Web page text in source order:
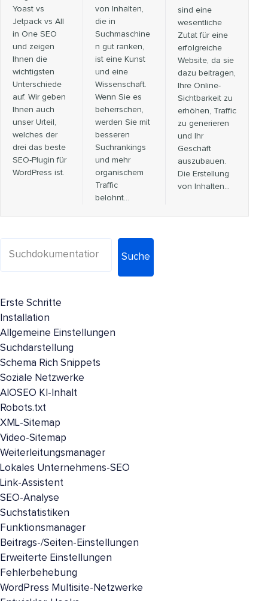
Yoast vs
Jetpack vs All
in One SEO
und zeigen
Ihnen die
wichtigsten
Unterschiede
auf. Wir geben
Ihnen auch
unser Urteil,
welches der
drei das beste
SEO-Plugin für
WordPress ist.
von Inhalten,
die in
Suchmaschine
n gut ranken,
ist eine Kunst
und eine
Wissenschaft.
Wenn Sie es
beherrschen,
werden Sie mit
besseren
Suchrankings
und mehr
organischem
Traffic
belohnt…
sind eine
wesentliche
Zutat für eine
erfolgreiche
Website, da sie
dazu beitragen,
Ihre Online-
Sichtbarkeit zu
erhöhen, Traffic
zu generieren
und Ihr
Geschäft
auszubauen.
Die Erstellung
von Inhalten...
Suche
Erste Schritte
Installation
Allgemeine Einstellungen
Suchdarstellung
Schema Rich Snippets
Soziale Netzwerke
AIOSEO KI-Inhalt
Robots.txt
XML-Sitemap
Video-Sitemap
Weiterleitungsmanager
Lokales Unternehmens-SEO
Link-Assistent
SEO-Analyse
Suchstatistiken
Funktionsmanager
Beitrags-/Seiten-Einstellungen
Erweiterte Einstellungen
Fehlerbehebung
WordPress Multisite-Netzwerke